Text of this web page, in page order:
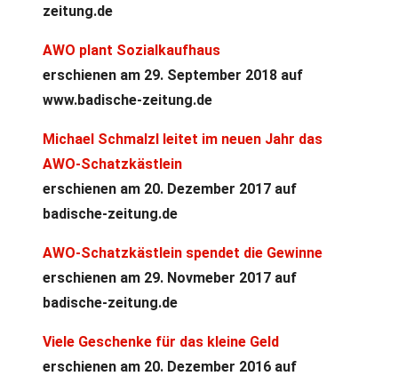
zeitung.de
AWO plant Sozialkaufhaus
erschienen am 29. September 2018 auf
www.badische-zeitung.de
Michael Schmalzl leitet im neuen Jahr das
AWO-Schatzkästlein
erschienen am 20. Dezember 2017 auf
badische-zeitung.de
AWO-Schatzkästlein spendet die Gewinne
erschienen am 29. Novmeber 2017 auf
badische-zeitung.de
Viele Geschenke für das kleine Geld
erschienen am 20. Dezember 2016 auf